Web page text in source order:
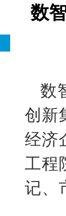
数
数
创新
经济
工程
记、